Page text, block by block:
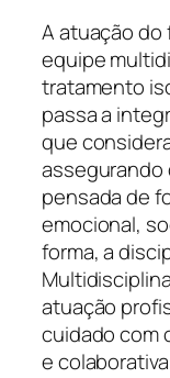
A atuação
equipe
tratamento
passa a
que
assegurando
pensada de
emocional,
forma, a
atuação
cuidado com
e